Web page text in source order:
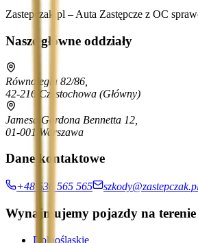
Zastepczak.pl – Auta Zastępcze z OC
Nasze główne oddziały
Równoległa 82/86,
42-216 Częstochowa (Główny)
Jamesa Gordona Bennetta 12,
01-001 Warszawa
Dane kontaktowe
+48 536 565 565
Wynajmujemy pojazdy na terenie
Dolnośląskie